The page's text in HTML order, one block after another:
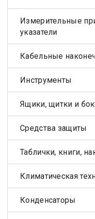
Измерительные
указатели
Кабельные
Инструменты
Ящики, щитки и
Средства защиты
Таблички, книги,
Климатическая
Конденсаторы